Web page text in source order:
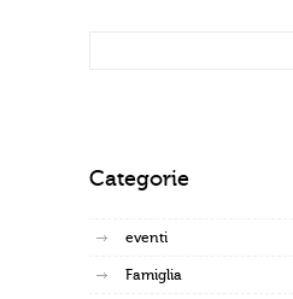
Categorie
eventi
Famiglia